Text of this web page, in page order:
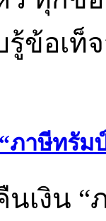
ข้อเท็
ภาษีทรัม
นเงิน